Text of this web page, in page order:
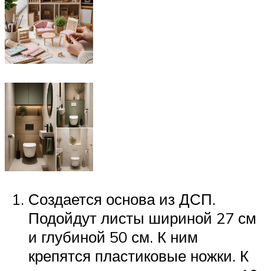
Создается основа из ДСП.
Подойдут листы шириной 27 см
и глубиной 50 см. К ним
крепятся пластиковые ножки. К